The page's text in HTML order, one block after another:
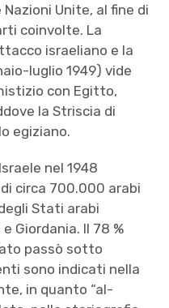
Unite, al fine di
coinvolte. La
israeliano e la
luglio 1949) vide
con Egitto,
la Striscia di
egiziano.
nel 1948
circa 700.000 arabi
Stati arabi
Giordania. Il 78 %
passò sotto
sono indicati nella
in quanto “al-